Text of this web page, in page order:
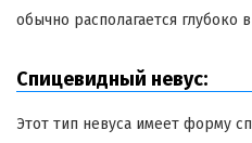
обычно располагается глубоко
Спицевидный невус:
Этот тип невуса имеет форму